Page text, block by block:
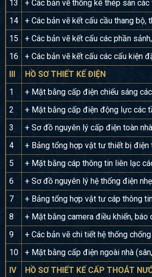
13
+ Các bản vẽ thống kê thép sàn các
14
+ Các bản vẽ kết cấu cầu thang bộ,
15
+ Các bản vẽ kết cấu các phần
16
+ Các bản vẽ kết cấu các cấu kiện
HỒ SƠ THIẾT KẾ ĐIỆN
1
+ Mặt bằng cấp điện chiếu sáng
2
+ Mặt bằng cấp điện động lực các
3
+ Sơ đồ nguyên lý cấp điện toàn nhà
4
+ Bảng tổng hợp vật tư thiết bị điện
5
+ Mặt bằng cáp thông tin liên lạc
6
+ Sơ đồ nguyên lý hệ thống điện nhẹ
7
+ Bảng tổng hợp vật tư cáp thông
8
+ Mặt bằng camera điều khiển, báo
9
+ Các bản vẽ chi tiết hệ thống
10
+ Mặt bằng cấp điện ngoài nhà
IV
HỒ SƠ THIẾT KẾ CẤP THOÁT